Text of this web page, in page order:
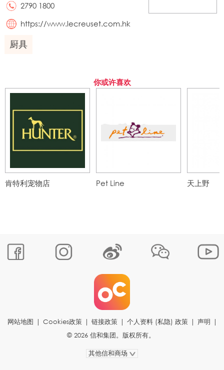
2790 1800
https://www.lecreuset.com.hk
厨具
你或许喜欢
肯特利宠物店 Pet Line 天上野
网站地图 Cookies政策 链接政策 个人资料 (私隐) 政策 声明
© 2026 信和集团。版权所有。
其他信和商场